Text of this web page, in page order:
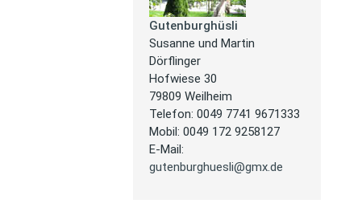
Gutenburghüsli
Susanne und Martin
Dörflinger
Hofwiese 30
79809 Weilheim
Telefon: 0049 7741 9671333
Mobil: 0049 172 9258127
E-Mail:
gutenburghuesli@gmx.de